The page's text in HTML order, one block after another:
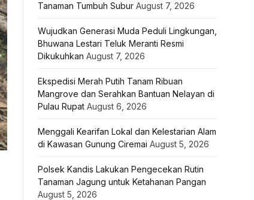
Tanaman Tumbuh Subur August 7, 2026
Wujudkan Generasi Muda Peduli Lingkungan,
Bhuwana Lestari Teluk Meranti Resmi
Dikukuhkan August 7, 2026
Ekspedisi Merah Putih Tanam Ribuan
Mangrove dan Serahkan Bantuan Nelayan di
Pulau Rupat August 6, 2026
Menggali Kearifan Lokal dan Kelestarian Alam
di Kawasan Gunung Ciremai August 5, 2026
Polsek Kandis Lakukan Pengecekan Rutin
Tanaman Jagung untuk Ketahanan Pangan
August 5, 2026